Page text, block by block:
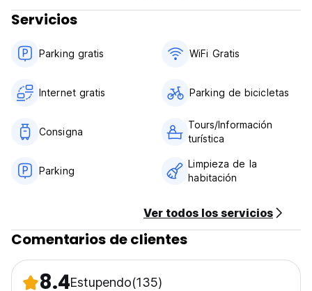
translated from original language)
Servicios
Parking gratis WiFi Gratis
Internet gratis Parking de bicicletas
Consigna
Tours/Información
turística
Parking
Limpieza de la
habitación
Ver todos los servicios
Comentarios de clientes
8.4Estupendo(135)